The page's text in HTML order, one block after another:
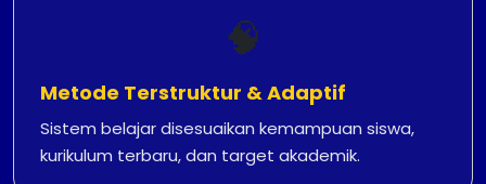
🧠
Metode Terstruktur & Adaptif
Sistem belajar disesuaikan kemampuan siswa,
kurikulum terbaru, dan target akademik.